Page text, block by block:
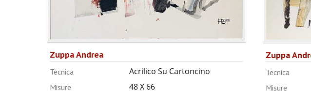
Zuppa Andrea
Tecnica Acrilico Su Cartoncino
Misure 48 X 66
Zuppa
Tecnica
Misure